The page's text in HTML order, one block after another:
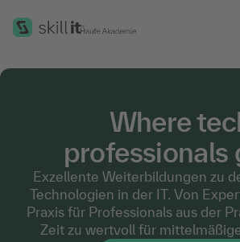
Where
professionals
Exzellente Weiterbildungen zu
Technologien in der IT. Von
Praxis für Professionals aus der
Zeit zu wertvoll für